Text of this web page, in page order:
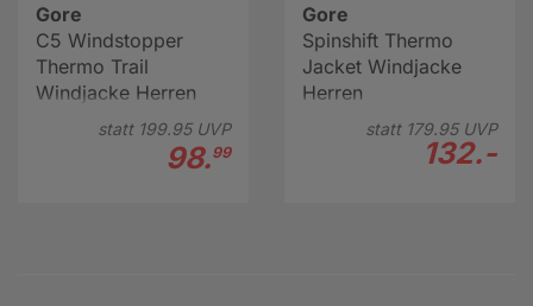
Gore
C5 Windstopper
Thermo Trail
Windjacke Herren
statt 199.95UVP
98.99
Gore
Spinshift Thermo
Jacket Windjacke
Herren
statt 179.95UVP
132.-